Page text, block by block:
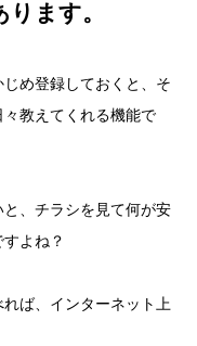
ます。
め登録しておくと、そ
教えてくれる機能で
、チラシを見て何が安
よね？
ば、インターネット上